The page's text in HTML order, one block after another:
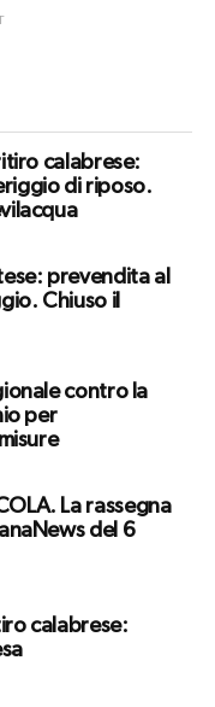
calabrese:
di riposo.
prevendita al
Chiuso il
contro la
per
La rassegna
del 6
calabrese: